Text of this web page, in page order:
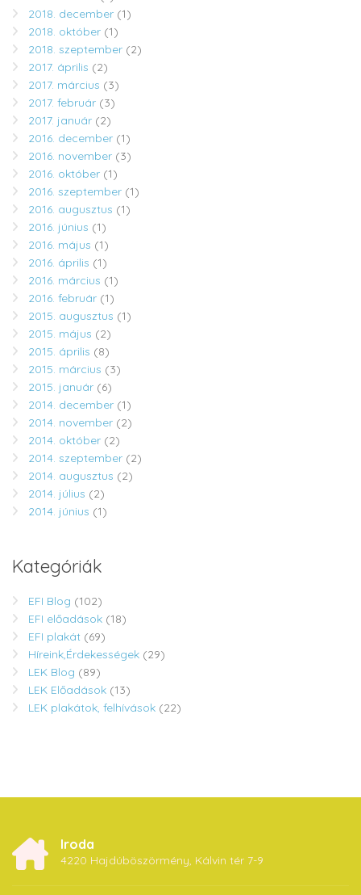
2018. december (1)
2018. október (1)
2018. szeptember (2)
2017. április (2)
2017. március (3)
2017. február (3)
2017. január (2)
2016. december (1)
2016. november (3)
2016. október (1)
2016. szeptember (1)
2016. augusztus (1)
2016. június (1)
2016. május (1)
2016. április (1)
2016. március (1)
2016. február (1)
2015. augusztus (1)
2015. május (2)
2015. április (8)
2015. március (3)
2015. január (6)
2014. december (1)
2014. november (2)
2014. október (2)
2014. szeptember (2)
2014. augusztus (2)
2014. július (2)
2014. június (1)
Kategóriák
EFI Blog (102)
EFI előadások (18)
EFI plakát (69)
Híreink,Érdekességek (29)
LEK Blog (89)
LEK Előadások (13)
LEK plakátok, felhívások (22)
Iroda
4220 Hajdúböszörmény, Kálvin tér 7-9